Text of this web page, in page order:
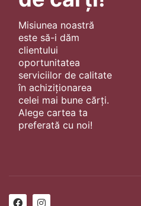
Misiunea noastră
este să-i dăm
clientului
oportunitatea
serviciilor de calitate
în achiziționarea
celei mai bune cărți.
Alege cartea ta
preferată cu noi!